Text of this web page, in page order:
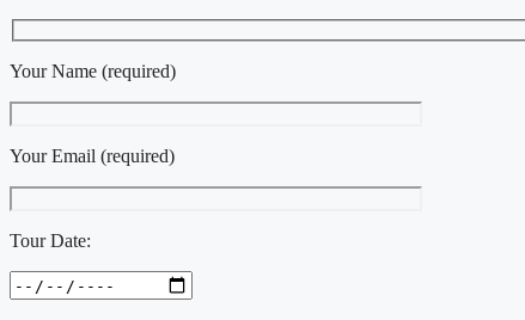
Your Name (required)
Your Email (required)
Tour Date: